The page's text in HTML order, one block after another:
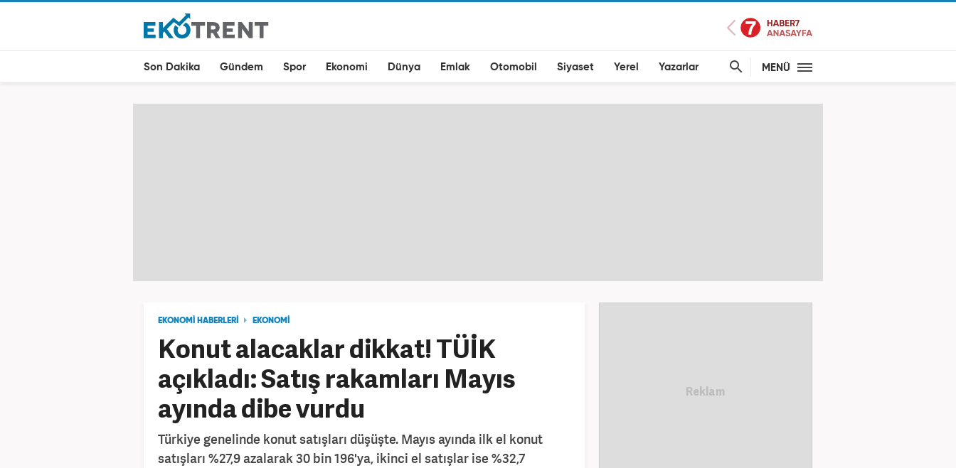
Son Dakika Gündem Spor Ekonomi Dünya Emlak Otomobil Siyaset Yerel Yazarlar MENÜ
EKONOMİ HABERLERİ EKONOMİ
Konut alacaklar dikkat! TÜİK
açıkladı: Satış rakamları Mayıs
ayında dibe vurdu
Türkiye genelinde konut satışları düşüşte. Mayıs ayında ilk el konut
satışları %27,9 azalarak 30 bin 196'ya, ikinci el satışlar ise %32,7